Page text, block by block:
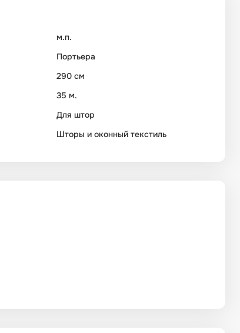
м.п.
Портьера
290 см
35 м.
Для штор
Шторы и оконный текстиль